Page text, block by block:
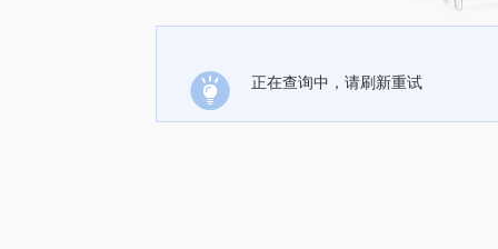
正在查询中，请刷新重试